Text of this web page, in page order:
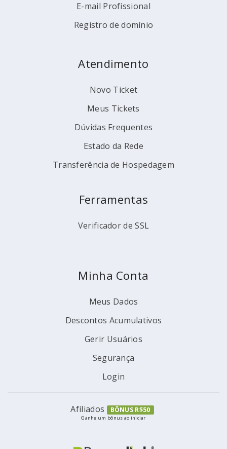
E-mail Profissional
Registro de domínio
Atendimento
Novo Ticket
Meus Tickets
Dúvidas Frequentes
Estado da Rede
Transferência de Hospedagem
Ferramentas
Verificador de SSL
Minha Conta
Meus Dados
Descontos Acumulativos
Gerir Usuários
Segurança
Login
Afiliados BÔNUS R$50
Ganhe um bônus ao iniciar